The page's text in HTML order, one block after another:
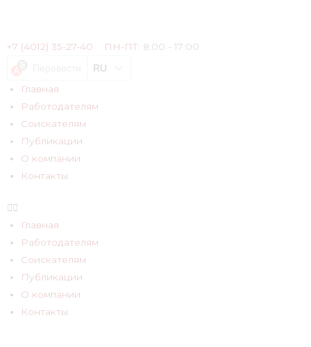
+7 (4012) 35-27-40 ПН-ПТ: 8:00 - 17:00
RU
Главная
Работодателям
Соискателям
Публикации
О компании
Контакты
Главная
Работодателям
Соискателям
Публикации
О компании
Контакты